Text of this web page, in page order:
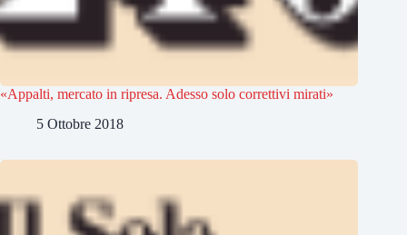
«Appalti, mercato in ripresa. Adesso solo correttivi mirati»
5 Ottobre 2018